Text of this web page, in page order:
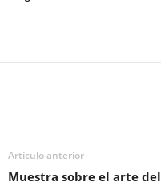
Artículo anterior
Muestra sobre el arte del